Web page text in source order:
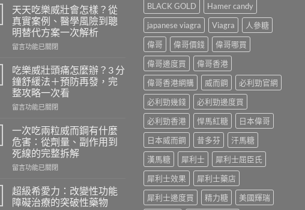
天天吃樂威壯會怎樣？從
真實案例、醫學風險到聰
明替代方案一次解析
在
天
吃
樂
威
壯
樣？
從
真
實
例、
醫
學
留言功能已關閉
吃樂威壯頭痛怎麼辦？3 分
鐘舒緩法＋預防再發，完
整攻略一次看
在
威
壯
頭
痛
麼
辦？
3
留言功能已關閉
一次吃兩粒威而鋼有什麼
危害：從劑量、副作用到
死線的完整拆解
在
次
吃
兩
留言功能已關閉
超級希愛力：改變性功能
障礙治療的突破性藥物
BLACK GOLD
Hamer candy
japanese viagra
Viagra
人參糖
偉哥
偉哥價錢
偉哥哪買
偉哥邊度買
偉哥香港
偉哥香港網購
威而鋼
必利勁官網
必利勁幾錢
必利勁邊度買
必利勁香港
悍馬紅糖
日本偉哥
日本威而鋼
昔多芬
汗馬糖
漢馬糖
犀利士
犀利士屈臣氏
犀利士效果
犀利士藥店
犀利士邊度買
精力糖 美國輝瑞